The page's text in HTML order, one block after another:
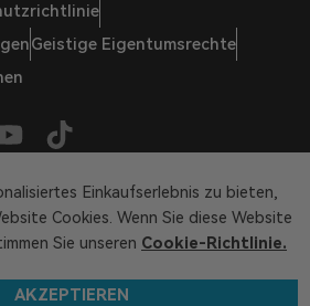
Geistige Eigentumsrechte
Rechte vorbehalten
Einkaufserlebnis zu bieten,
Cookies. Wenn Sie diese Website
Sie unseren Cookie-Richtlinie.
AKZEPTIEREN